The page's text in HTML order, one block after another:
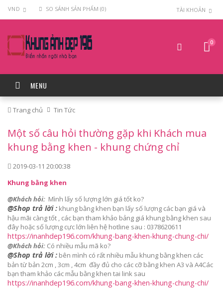
VND SO SÁNH SẢN PHẨM (0) TÀI KHOẢN
0
MENU
Trang chủ Tin Tức
Một số câu hỏi thường gặp khi Khách mua
khung bằng khen - khung chứng chỉ
2019-03-11 20:00:38
Khung bằng khen
@Khách hỏi: Mình lấy số lượng lớn giá tốt ko?
@Shop trả lời : khung bằng khen bạn lấy số lượng các bạn giá và
hậu mãi càng tốt , các bạn tham khảo bảng giá khung bằng khen sau
đây hoặc số lượng cực lớn liên hệ hotline sau : 0378620611
https://inanhdep196.com/khung-bang-khen-khung-chung-chi/
@Khách hỏi: Có nhiều mẫu mã ko?
@Shop trả lời : bên mình có rất nhiều mẫu khung bằng khen các
bản từ bản 2cm , 3cm , 4cm đầy đủ cho các cỡ bằng khen A3 và A4Các
bạn tham khảo các mẫu bằng khen tai link sau
https://inanhdep196.com/khung-bang-khen-khung-chung-chi/